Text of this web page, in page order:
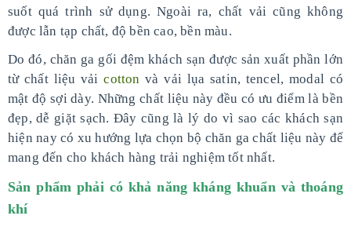
suốt quá trình sử dụng. Ngoài ra, chất vải cũng không
được lẫn tạp chất, độ bền cao, bền màu.
Do đó, chăn ga gối đệm khách sạn được sản xuất phần lớn
từ chất liệu vảicotton và vải lụa satin, tencel, modal có
mật độ sợi dày. Những chất liệu này đều có ưu điểm là bền
đẹp, dễ giặt sạch. Đây cũng là lý do vì sao các khách sạn
hiện nay có xu hướng lựa chọn bộ chăn ga chất liệu này để
mang đến cho khách hàng trải nghiệm tốt nhất.
Sản phẩm phải có khả năng kháng khuẩn và thoáng
khí